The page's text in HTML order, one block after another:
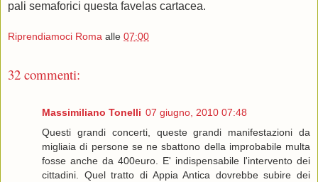
pali semaforici questa favelas cartacea.
Riprendiamoci Roma alle 07:00
32 commenti:
Massimiliano Tonelli 07 giugno, 2010 07:48
Questi grandi concerti, queste grandi manifestazioni da
migliaia di persone se ne sbattono della improbabile multa
fosse anche da 400euro. E' indispensabile l'intervento dei
cittadini. Quel tratto di Appia Antica dovrebbe subire dei